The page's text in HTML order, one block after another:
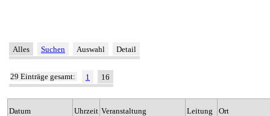
Alles Suchen Auswahl Detail
29 Einträge gesamt: 1 16
Datum Uhrzeit Veranstaltung Leitung Ort